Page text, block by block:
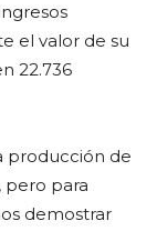
el valor de su
22.736
producción de
pero para
demostrar